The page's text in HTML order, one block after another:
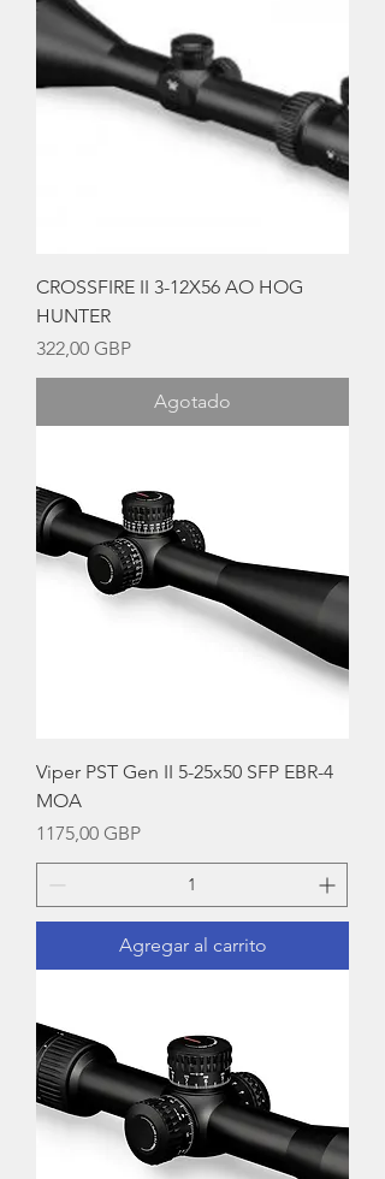
CROSSFIRE II 3-12X56 AO HOG
HUNTER
Precio
322,00 GBP
Agotado
Viper PST Gen II 5-25x50 SFP EBR-4
MOA
Precio
1175,00 GBP
Agregar al carrito